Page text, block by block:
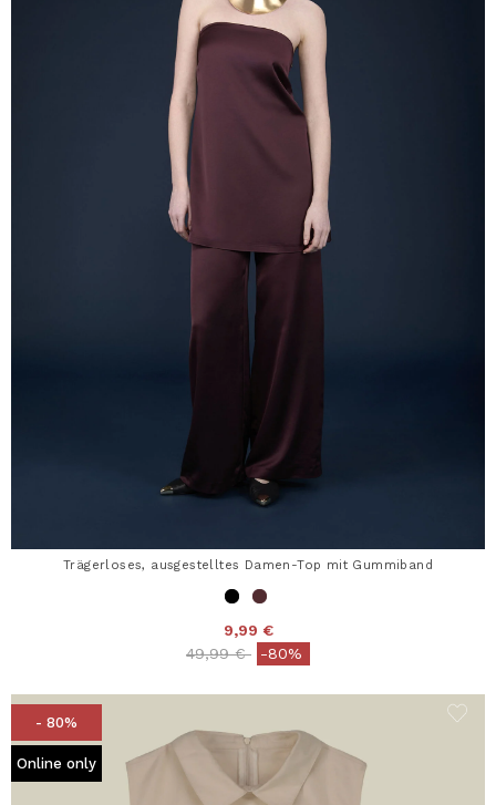
Trägerloses, ausgestelltes Damen-Top mit Gummiband
9,99 €
Price reduced from
49,99 €to-80%
- 80%
Online only